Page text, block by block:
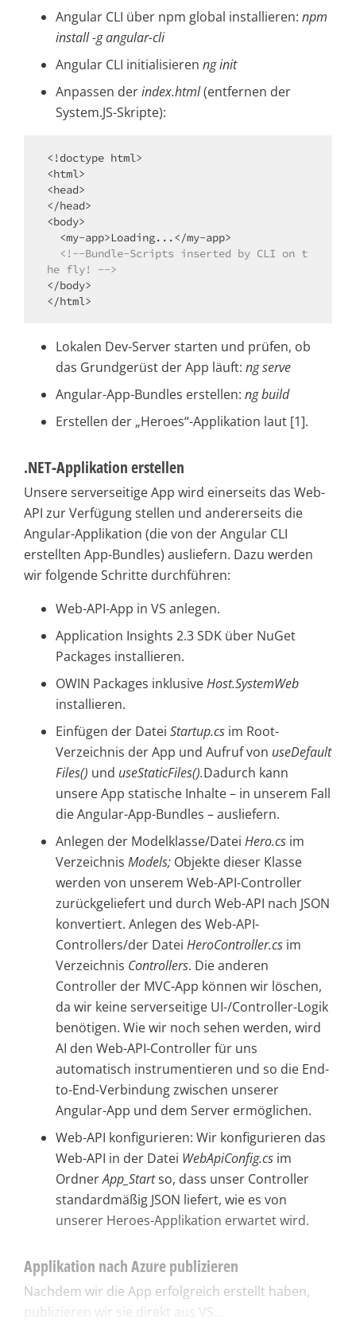
Angular CLI über npm global installieren: npm
in­stall -g angular-cli
Angular CLI initialisieren ng init
Anpassen derindex.html(entfernen der
System.JS-Skripte):
<!doctype html>
<html>
<head>
</head>
<body>
<!--Bundle-Scripts inserted by CLI on t
he fly! -->
</body>
</html>
Lokalen Dev-Server starten und prüfen, ob
das Grundgerüst der App läuft: ng serve
Angular-App-Bundles erstellen: ng build
Erstellen der „Heroes“-Applikation laut [1].
.NET-Applikation erstellen
Unsere serverseitige App wird einerseits das Web-
API zur Verfügung stellen und andererseits die
Angular-Applikation (die von der Angular CLI
erstellten App-Bundles) ausliefern. Dazu werden
wir folgende Schritte durchführen:
Web-API-App in VS anlegen.
Application Insights 2.3 SDK über NuGet
Packages installieren.
OWIN Packages inklusiveHost.SystemWeb
installieren.
Einfügen der Datei Startup.cs im Root-
Verzeichnis der App und Aufruf von useDefault
Files() und useStaticFiles().Dadurch kann
unsere App statische Inhalte – in unserem Fall
die Angular-App-Bundles – ausliefern.
Anlegen der Modelklasse/Datei Hero.cs im
Verzeichnis Models; Objekte dieser Klasse
werden von unserem Web-API-Controller
zurückgeliefert und durch Web-API nach JSON
konvertiert. Anlegen des Web-API-
Controllers/der Datei HeroController.cs im
Verzeichnis Controllers. Die anderen
Controller der MVC-App können wir löschen,
da wir keine serverseitige UI-/Controller-Logik
benötigen. Wie wir noch sehen werden, wird
AI den Web-API-Controller für uns
automatisch instrumentieren und so die End-
to-End-Verbindung zwischen unserer
Angular-App und dem Server ermöglichen.
Web-API konfigurieren: Wir konfigurieren das
Web-API in der Datei WebApiConfig.cs im
OrdnerApp_Startso, dass unser Controller
standardmäßig JSON liefert, wie es von
unserer Heroes-Applikation erwartet wird.
Applikation nach Azure publizieren
Nachdem wir die App erfolgreich erstellt haben,
publizieren wir sie direkt aus VS...